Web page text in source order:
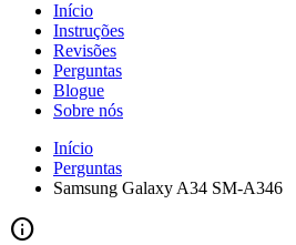
Início
Instruções
Revisões
Perguntas
Blogue
Sobre nós
Início
Perguntas
Samsung Galaxy A34 SM-A346
info